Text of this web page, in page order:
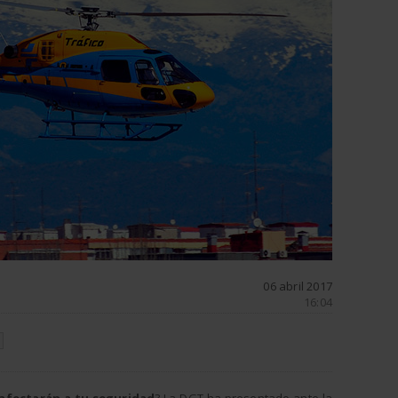
06 abril 2017
16:04